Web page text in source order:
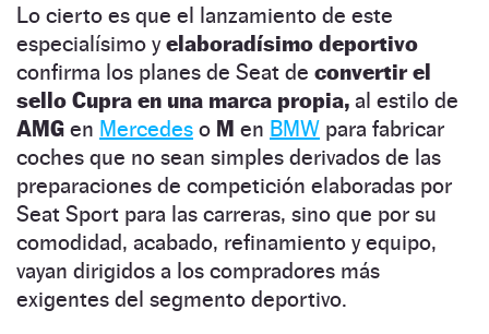
Lo cierto es que el lanzamiento de este
especialísimo yelaboradísimo deportivo
confirma los planes de Seat de convertir el
sello Cupra en una marca propia, al estilo de
AMG en Mercedes o M en BMW para fabricar
coches que no sean simples derivados de las
preparaciones de competición elaboradas por
Seat Sport para las carreras, sino que por su
comodidad, acabado, refinamiento y equipo,
vayan dirigidos a los compradores más
exigentes del segmento deportivo.